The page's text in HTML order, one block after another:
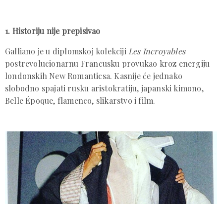
1. Historiju nije prepisivao
Galliano je u diplomskoj kolekciji Les Incroyables
postrevolucionarnu Francusku provukao kroz energiju
londonskih New Romanticsa. Kasnije će jednako
slobodno spajati rusku aristokratiju, japanski kimono,
Belle Époque, flamenco, slikarstvo i film.